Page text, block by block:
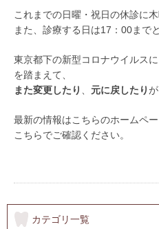
これまでの日曜・祝日の休診に
また、診療する日は17：00まで
東京都下の新型コロナウイルス
を踏まえて、
また変更したり
元に戻したり
最新の情報はこちらのホームペ
こちらでご確認ください。
カテゴリ一覧